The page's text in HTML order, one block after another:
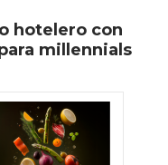
hotelero con
millennials